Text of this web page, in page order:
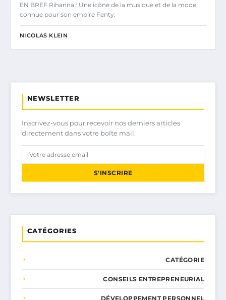
EN BREF Rihanna : Une icône de la musique et de la mode,
connue pour son empire Fenty.
NICOLAS KLEIN
NEWSLETTER
Inscrivez-vous pour recevoir nos derniers articles
directement dans votre boîte mail.
S'INSCRIRE
CATÉGORIES
CATÉGORIE
CONSEILS ENTREPRENEURIAL
DÉVELOPPEMENT PERSONNEL